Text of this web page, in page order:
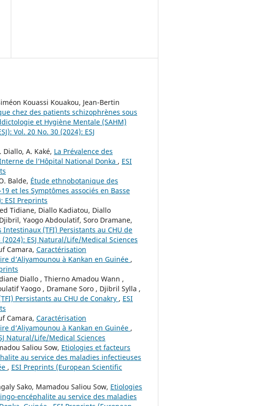
Kouassi Kouakou, Jean-Bertin
chez des patients schizophrènes sous
et Hygiène Mentale (SAHM)
Vol. 20 No. 30 (2024): ESJ
Diallo, A. Kaké, La Prévalence des
de l’Hôpital National Donka , ESI
Balde, Étude ethnobotanique des
et les Symptômes associés en Basse
ESI Preprints
Tidiane, Diallo Kadiatou, Diallo
Yaogo Abdoulatif, Soro Dramane,
(TFI) Persistants au CHU de
ESJ Natural/Life/Medical Sciences
Camara, Caractérisation
d’Aliyamounou à Kankan en Guinée ,
Diallo , Thierno Amadou Wann ,
Yaogo , Dramane Soro , Djibril Sylla ,
Persistants au CHU de Conakry , ESI
Camara, Caractérisation
d’Aliyamounou à Kankan en Guinée ,
Natural/Life/Medical Sciences
Saliou Sow, Etiologies et facteurs
au service des maladies infectieuses
, ESI Preprints (European Scientific
Sako, Mamadou Saliou Sow, Etiologies
encéphalite au service des maladies